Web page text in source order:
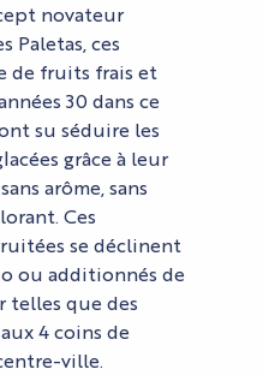
novateur
Paletas, ces
de fruits frais et
30 dans ce
su séduire les
grâce à leur
arôme, sans
Ces
se déclinent
ou additionnés de
telles que des
4 coins de
ville.